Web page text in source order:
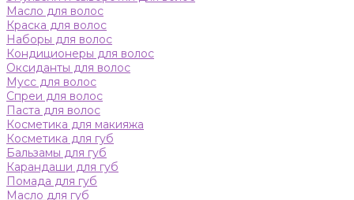
Масло для волос
Краска для волос
Наборы для волос
Кондиционеры для волос
Оксиданты для волос
Мусс для волос
Спреи для волос
Паста для волос
Косметика для макияжа
Косметика для губ
Бальзамы для губ
Карандаши для губ
Помада для губ
Масло для губ